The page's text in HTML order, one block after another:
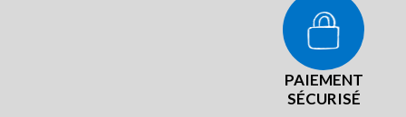
PAIEMENT
SÉCURISÉ